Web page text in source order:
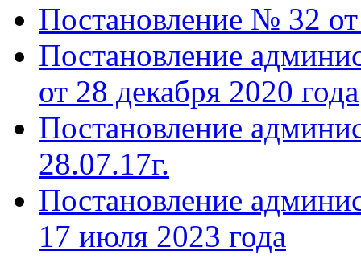
Постановление № 32
Постановление
от 28 декабря 2020 года
Постановление
28.07.17г.
Постановление
17 июля 2023 года